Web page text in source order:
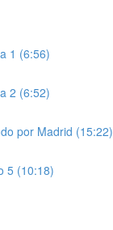
1 (6:56)
2 (6:52)
por Madrid (15:22)
5 (10:18)